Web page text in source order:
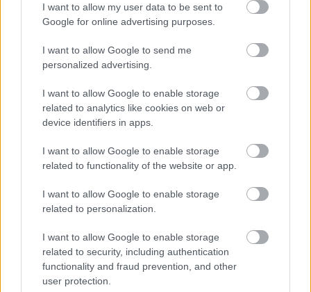
I want to allow my user data to be sent to
Google for online advertising purposes.
I want to allow Google to send me
personalized advertising.
I want to allow Google to enable storage
related to analytics like cookies on web or
device identifiers in apps.
I want to allow Google to enable storage
related to functionality of the website or app.
I want to allow Google to enable storage
related to personalization.
I want to allow Google to enable storage
related to security, including authentication
functionality and fraud prevention, and other
user protection.
Veszteséglista: büntetések az EU-s
forrásoknál
jávor benedek•2019. május 23.
Növekszik a feszültség az Európai Bizottság és a
magyar kormány között az uniós pénzek